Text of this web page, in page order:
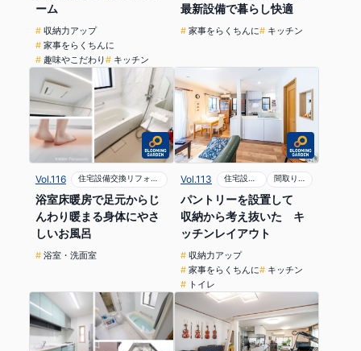
ーム
収納力アップ
家事をらくちんに
趣味やこだわり
キッチン
最新設備で暮らし快適
家事をらくちんに キッチン
Vol.116 住宅設備交換リフォーム
浴室床暖房で足元からじ
んわり暖まる身体にやさ
しいお風呂
浴室・洗面室
Vol.113 住宅設備交換リフォーム 間取り変更リフォーム
パントリーを設置して
収納から考え抜いた キ
ッチンレイアウト
収納力アップ
家事をらくちんに
キッチン
トイレ